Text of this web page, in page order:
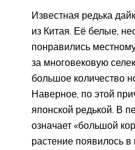
Известная редька
из Китая. Её белые,
понравились
за многовековую
большое количество
Наверное, по этой
японской редькой. В
означает «большой
растение появилось